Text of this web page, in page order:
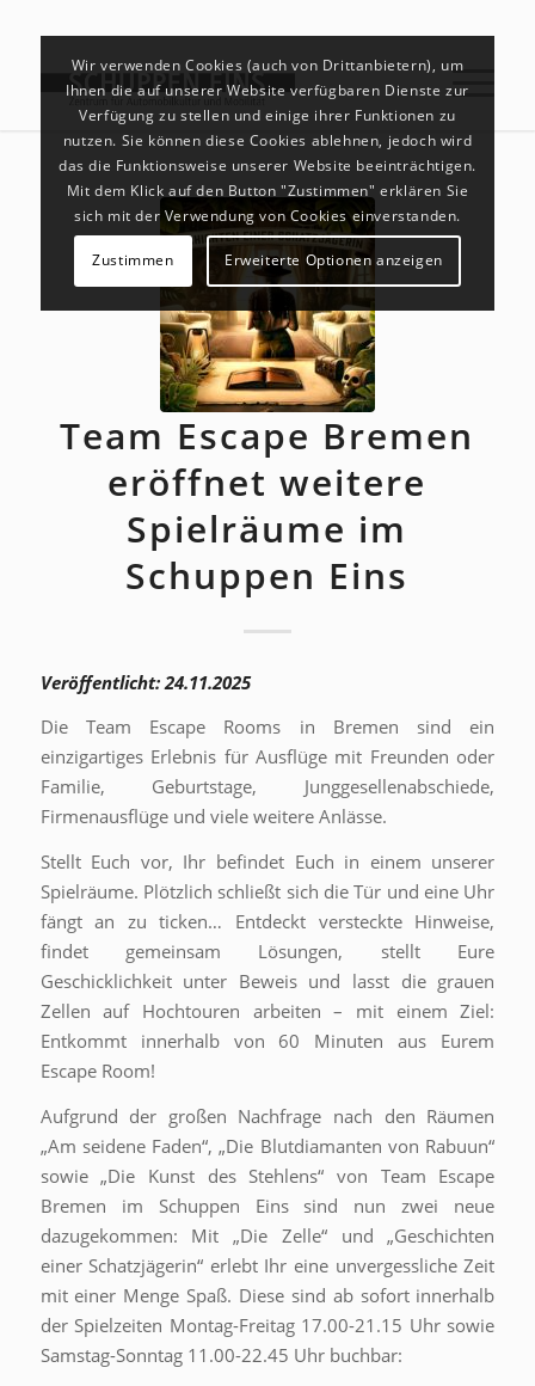
Team Escape Bremen
eröffnet weitere
Spielräume im
Schuppen Eins
Veröffentlicht: 24.11.2025
Die Team Escape Rooms in Bremen sind ein
einzigartiges Erlebnis für Ausflüge mit Freunden oder
Familie, Geburtstage, Junggesellenabschiede,
Firmenausflüge und viele weitere Anlässe.
Stellt Euch vor, Ihr befindet Euch in einem unserer
Spielräume. Plötzlich schließt sich die Tür und eine Uhr
fängt an zu ticken… Entdeckt versteckte Hinweise,
findet gemeinsam Lösungen, stellt Eure
Geschicklichkeit unter Beweis und lasst die grauen
Zellen auf Hochtouren arbeiten – mit einem Ziel:
Entkommt innerhalb von 60 Minuten aus Eurem
Escape Room!
Aufgrund der großen Nachfrage nach den Räumen
„Am seidene Faden“, „Die Blutdiamanten von Rabuun“
sowie „Die Kunst des Stehlens“ von Team Escape
Bremen im Schuppen Eins sind nun zwei neue
dazugekommen: Mit „Die Zelle“ und „Geschichten
einer Schatzjägerin“ erlebt Ihr eine unvergessliche Zeit
mit einer Menge Spaß. Diese sind ab sofort innerhalb
der Spielzeiten Montag-Freitag 17.00-21.15 Uhr sowie
Samstag-Sonntag 11.00-22.45 Uhr buchbar:
Wir verwenden Cookies (auch von Drittanbietern), um
Ihnen die auf unserer Website verfügbaren Dienste zur
Verfügung zu stellen und einige ihrer Funktionen zu
nutzen. Sie können diese Cookies ablehnen, jedoch wird
das die Funktionsweise unserer Website beeinträchtigen.
Mit dem Klick auf den Button "Zustimmen" erklären Sie
sich mit der Verwendung von Cookies einverstanden.
Zustimmen Erweiterte Optionen anzeigen